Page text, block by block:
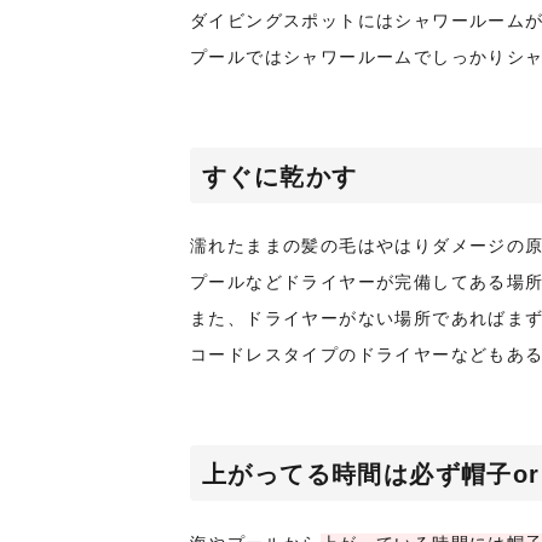
ダイビングスポットにはシャワールーム
プールではシャワールームでしっかりシ
すぐに乾かす
濡れたままの髪の毛はやはりダメージの
プールなどドライヤーが完備してある場
また、ドライヤーがない場所であればま
コードレスタイプのドライヤーなどもあ
上がってる時間は必ず帽子